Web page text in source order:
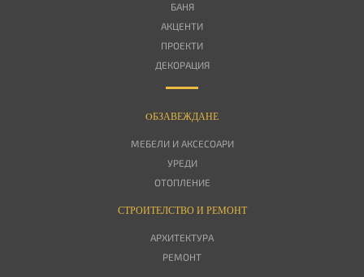
БАНЯ
АКЦЕНТИ
ПРОЕКТИ
ДЕКОРАЦИЯ
OБЗАВЕЖДАНЕ
МЕБЕЛИ И АКСЕСОАРИ
УРЕДИ
ОТОПЛЕНИЕ
СТРОИТЕЛСТВО И РЕМОНТ
АРХИТЕКТУРА
РЕМОНТ